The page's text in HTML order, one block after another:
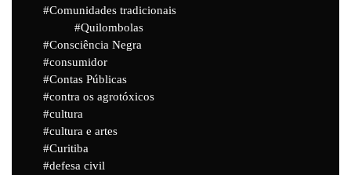
Comunidades tradicionais
Quilombolas
Consciência Negra
consumidor
Contas Públicas
contra os agrotóxicos
cultura
cultura e artes
Curitiba
defesa civil